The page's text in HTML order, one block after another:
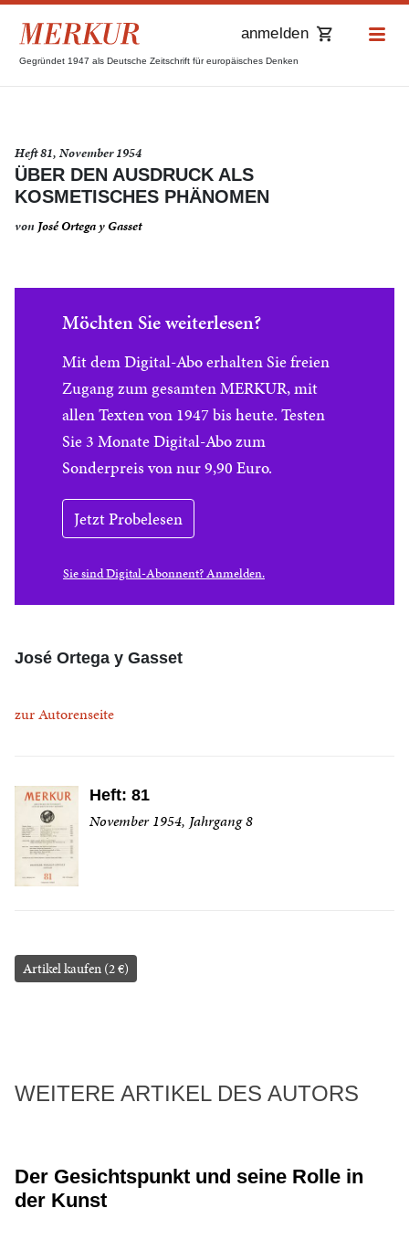
Gegründet 1947 als Deutsche Zeitschrift für europäisches Denken
anmelden
Heft 81, November 1954
ÜBER DEN AUSDRUCK ALS
KOSMETISCHES PHÄNOMEN
von José Ortega y Gasset
Möchten Sie weiterlesen?
Mit dem Digital-Abo erhalten Sie freien
Zugang zum gesamten MERKUR, mit
allen Texten von 1947 bis heute. Testen
Sie 3 Monate Digital-Abo zum
Sonderpreis von nur 9,90 Euro.
Jetzt Probelesen
Sie sind Digital-Abonnent? Anmelden.
José Ortega y Gasset
zur Autorenseite
Heft: 81
November 1954, Jahrgang 8
Artikel kaufen (2 €)
WEITERE ARTIKEL DES AUTORS
Der Gesichtspunkt und seine Rolle in
der Kunst